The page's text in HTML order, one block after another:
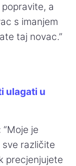
a
s imanjem
taj novac.”
ulagati u
je
različite
precjenjujete